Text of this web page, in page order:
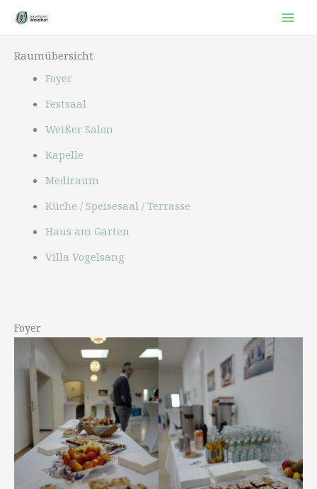
Zum
Inhalt
Raumübersicht
Foyer
Festsaal
Weißer Salon
Kapelle
Mediraum
Küche / Speisesaal / Terrasse
Haus am Garten
Villa Vogelsang
Foyer